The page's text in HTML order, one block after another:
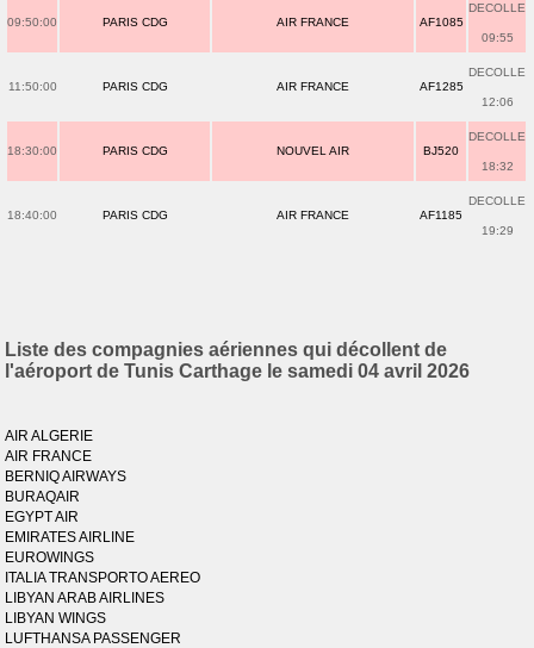
09:50:00 PARIS CDG AIR FRANCE AF1085
DECOLLE
09:55
11:50:00 PARIS CDG AIR FRANCE AF1285
DECOLLE
12:06
18:30:00 PARIS CDG NOUVEL AIR BJ520
DECOLLE
18:32
18:40:00 PARIS CDG AIR FRANCE AF1185
DECOLLE
19:29
Liste des compagnies aériennes qui décollent de
l'aéroport de Tunis Carthage le samedi 04 avril 2026
AIR ALGERIE
AIR FRANCE
BERNIQ AIRWAYS
BURAQAIR
EGYPT AIR
EMIRATES AIRLINE
EUROWINGS
ITALIA TRANSPORTO AEREO
LIBYAN ARAB AIRLINES
LIBYAN WINGS
LUFTHANSA PASSENGER